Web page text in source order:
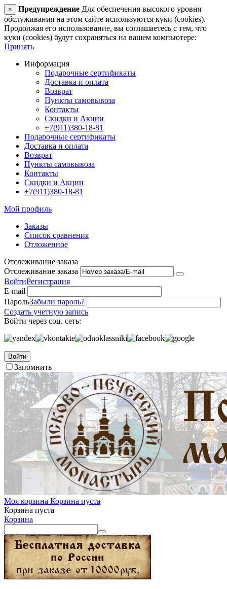
× Предупреждение Для обеспечения высокого уровня
обслуживания на этом сайте используются куки (cookies).
Продолжая его использование, вы соглашаетесь с тем, что
куки (cookies) будут сохраняться на вашем компьютере:
Принять
Информация
Подарочные сертификаты
Доставка и оплата
Возврат
Пункты самовывоза
Контакты
Скидки и Акции
+7(911)380-18-81
Подарочные сертификаты
Доставка и оплата
Возврат
Пункты самовывоза
Контакты
Скидки и Акции
+7(911)380-18-81
Мой профиль
Заказы
Список сравнения
Отложенное
Отслеживание заказа
Отслеживание заказа
ВойтиРегистрация
E-mail
ПарольЗабыли пароль?
Создать учетную запись
Войти через соц. сеть:
Войти
Запомнить
Моя корзина Корзина пуста
Корзина пуста
Корзина